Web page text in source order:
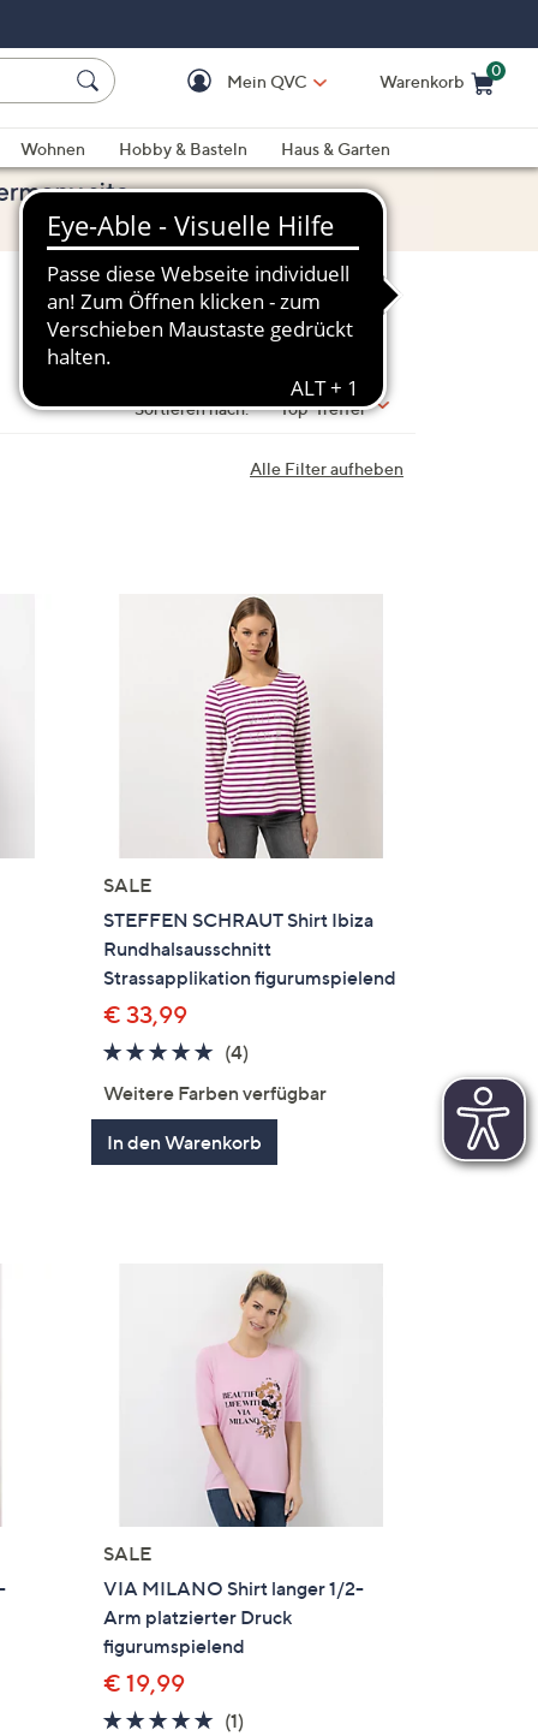
Mein QVC Warenkorb
0
Wohnen
Hobby & Basteln Haus & Garten
Sortieren nach: Top-Treffer
Alle Filter aufheben
SALE
STEFFEN SCHRAUT Shirt Ibiza
Rundhalsausschnitt
Strassapplikation figurumspielend
€ 33,99
5.0
5
(4)
Weitere Farben verfügbar
In den Warenkorb
SALE
VIA MILANO Shirt langer 1/2-
Arm platzierter Druck
figurumspielend
€ 19,99
5.0
(1)